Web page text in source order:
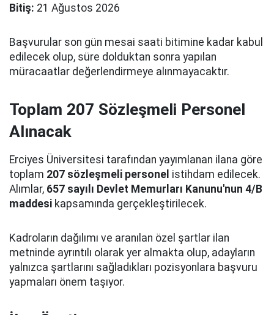
Bitiş: 21 Ağustos 2026
Başvurular son gün mesai saati bitimine kadar kabul
edilecek olup, süre dolduktan sonra yapılan
müracaatlar değerlendirmeye alınmayacaktır.
Toplam 207 Sözleşmeli Personel
Alınacak
Erciyes Üniversitesi tarafından yayımlanan ilana göre
toplam 207 sözleşmeli personel istihdam edilecek.
Alımlar, 657 sayılı Devlet Memurları Kanunu'nun 4/B
maddesi kapsamında gerçekleştirilecek.
Kadroların dağılımı ve aranılan özel şartlar ilan
metninde ayrıntılı olarak yer almakta olup, adayların
yalnızca şartlarını sağladıkları pozisyonlara başvuru
yapmaları önem taşıyor.